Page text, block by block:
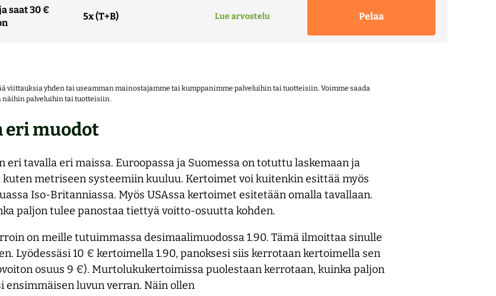
saat 30 €
5x (T+B) Lue arvostelu Pelaa
viittauksia yhden tai useamman mainostajamme tai kumppanimme palveluihin tai tuotteisiin. Voimme saada
näihin palveluihin tai tuotteisiin.
muodot
tavalla eri maissa. Euroopassa ja Suomessa on totuttu laskemaan ja
kuten metriseen systeemiin kuuluu. Kertoimet voi kuitenkin esittää myös
Iso-Britanniassa. Myös USAssa kertoimet esitetään omalla tavallaan.
paljon tulee panostaa tiettyä voitto-osuutta kohden.
on meille tutuimmassa desimaalimuodossa 1.90. Tämä ilmoittaa sinulle
Lyödessäsi 10 € kertoimella 1.90, panoksesi siis kerrotaan kertoimella sen
osuus 9 €). Murtolukukertoimissa puolestaan kerrotaan, kuinka paljon
ensimmäisen luvun verran. Näin ollen